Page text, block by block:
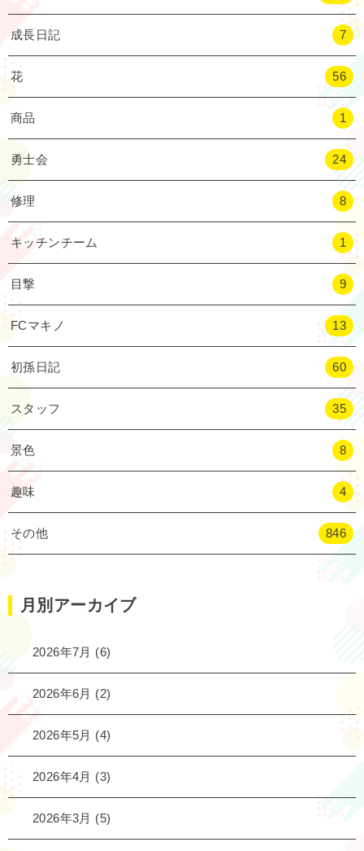
成長日記 7
花 56
商品 1
勇士会 24
修理 8
キッチンチーム 1
目撃 9
FCマキノ 13
初孫日記 60
スタッフ 35
景色 8
趣味 4
その他 846
月別アーカイブ
2026年7月 (6)
2026年6月 (2)
2026年5月 (4)
2026年4月 (3)
2026年3月 (5)